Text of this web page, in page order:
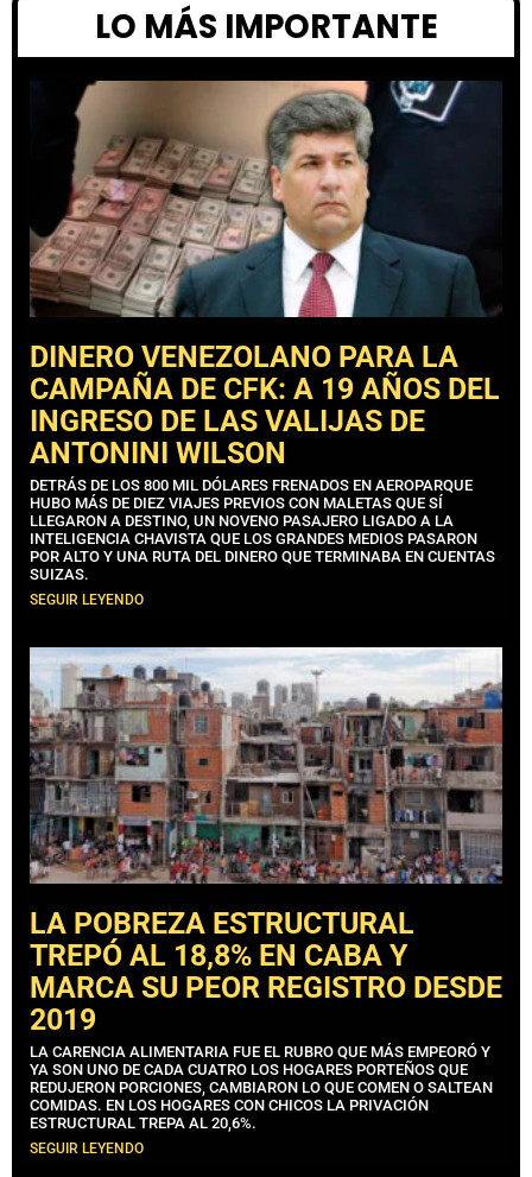
LO MÁS IMPORTANTE
DINERO VENEZOLANO PARA LA
CAMPAÑA DE CFK: A 19 AÑOS DEL
INGRESO DE LAS VALIJAS DE
ANTONINI WILSON
DETRÁS DE LOS 800 MIL DÓLARES FRENADOS EN AEROPARQUE
HUBO MÁS DE DIEZ VIAJES PREVIOS CON MALETAS QUE SÍ
LLEGARON A DESTINO, UN NOVENO PASAJERO LIGADO A LA
INTELIGENCIA CHAVISTA QUE LOS GRANDES MEDIOS PASARON
POR ALTO Y UNA RUTA DEL DINERO QUE TERMINABA EN CUENTAS
SUIZAS.
SEGUIR LEYENDO
LA POBREZA ESTRUCTURAL
TREPÓ AL 18,8% EN CABA Y
MARCA SU PEOR REGISTRO DESDE
2019
LA CARENCIA ALIMENTARIA FUE EL RUBRO QUE MÁS EMPEORÓ Y
YA SON UNO DE CADA CUATRO LOS HOGARES PORTEÑOS QUE
REDUJERON PORCIONES, CAMBIARON LO QUE COMEN O SALTEAN
COMIDAS. EN LOS HOGARES CON CHICOS LA PRIVACIÓN
ESTRUCTURAL TREPA AL 20,6%.
SEGUIR LEYENDO